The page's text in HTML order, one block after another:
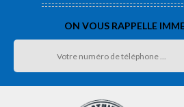
ON VOUS RAPPELLE